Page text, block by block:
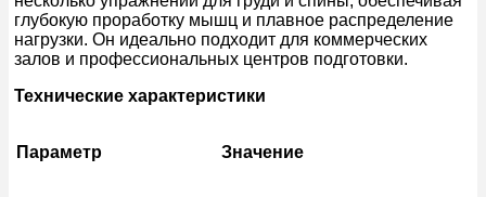
глубокую проработку мышц и плавное распределение
нагрузки. Он идеально подходит для коммерческих
залов и профессиональных центров подготовки.
Технические характеристики
Параметр Значение